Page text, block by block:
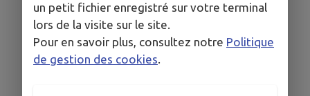
GÉOPORTAIL
un petit fichier enregistré sur votre terminal
lors de la visite sur le site.
Pour en savoir plus, consultez notre Politique
de gestion des cookies.